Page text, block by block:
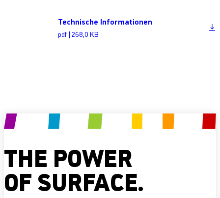
Technische Informationen
pdf | 268,0 KB
THE POWER
OF SURFACE.